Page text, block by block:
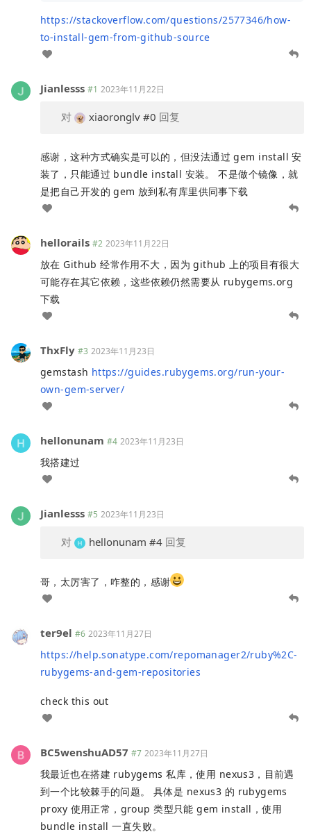
https://stackoverflow.com/questions/2577346/how-
to-install-gem-from-github-source
Jianlesss #1 2023年11月22日
对 xiaoronglv #0 回复
感谢，这种方式确实是可以的，但没法通过 gem install 安
装了，只能通过 bundle install 安装。 不是做个镜像，就
是把自己开发的 gem 放到私有库里供同事下载
hellorails #2 2023年11月22日
放在 Github 经常作用不大，因为 github 上的项目有很大
可能存在其它依赖，这些依赖仍然需要从 rubygems.org
下载
ThxFly #3 2023年11月23日
gemstash https://guides.rubygems.org/run-your-
own-gem-server/
hellonunam #4 2023年11月23日
我搭建过
Jianlesss #5 2023年11月23日
对 hellonunam #4 回复
哥，太厉害了，咋整的，感谢
ter9el #6 2023年11月27日
https://help.sonatype.com/repomanager2/ruby%2C-
rubygems-and-gem-repositories
check this out
BC5wenshuAD57 #7 2023年11月27日
我最近也在搭建 rubygems 私库，使用 nexus3，目前遇
到一个比较棘手的问题。 具体是 nexus3 的 rubygems
proxy 使用正常，group 类型只能 gem install，使用
bundle install 一直失败。